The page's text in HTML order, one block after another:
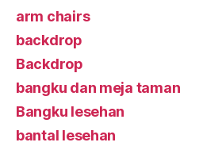
arm chairs
backdrop
Backdrop
bangku dan meja taman
Bangku lesehan
bantal lesehan